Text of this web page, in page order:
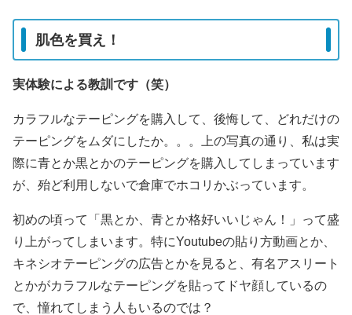
肌色を買え！
実体験による教訓です（笑）
カラフルなテーピングを購入して、後悔して、どれだけの
テーピングをムダにしたか。。。上の写真の通り、私は実
際に青とか黒とかのテーピングを購入してしまっています
が、殆ど利用しないで倉庫でホコリかぶっています。
初めの頃って「黒とか、青とか格好いいじゃん！」って盛
り上がってしまいます。特にYoutubeの貼り方動画とか、
キネシオテーピングの広告とかを見ると、有名アスリート
とかがカラフルなテーピングを貼ってドヤ顔しているの
で、憧れてしまう人もいるのでは？